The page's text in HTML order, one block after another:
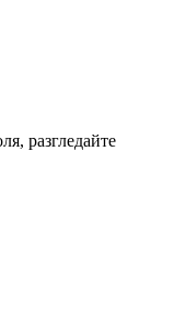
разгледайте